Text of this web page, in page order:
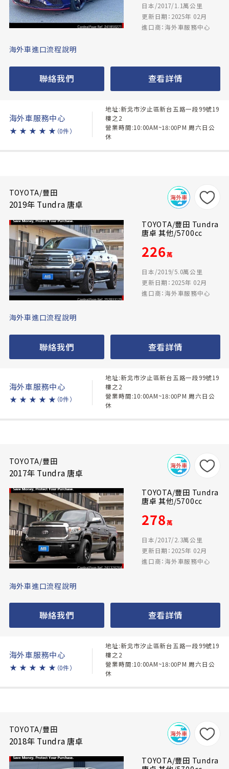
日本/2017/1.1萬公里
更新日期：2025年 02月
進口商：海外車服務中心
海外車進口流程說明
聯絡我們 查看詳情
海外車服務中心
★ ★ ★ ★ ★ （0件）
地址:新北市汐止區新台五路一段99號19
樓之2
營業時間:10:00AM~18:00PM 周六日公
休
TOYOTA/豐田
2019年 Tundra 唐卓
TOYOTA/豐田 Tundra
唐卓 其他/5700cc
226萬
日本/2019/5.0萬公里
更新日期：2025年 02月
進口商：海外車服務中心
海外車進口流程說明
聯絡我們 查看詳情
海外車服務中心
★ ★ ★ ★ ★ （0件）
地址:新北市汐止區新台五路一段99號19
樓之2
營業時間:10:00AM~18:00PM 周六日公
休
TOYOTA/豐田
2017年 Tundra 唐卓
TOYOTA/豐田 Tundra
唐卓 其他/5700cc
278萬
日本/2017/2.3萬公里
更新日期：2025年 02月
進口商：海外車服務中心
海外車進口流程說明
聯絡我們 查看詳情
海外車服務中心
★ ★ ★ ★ ★ （0件）
地址:新北市汐止區新台五路一段99號19
樓之2
營業時間:10:00AM~18:00PM 周六日公
休
TOYOTA/豐田
2018年 Tundra 唐卓
TOYOTA/豐田 Tundra